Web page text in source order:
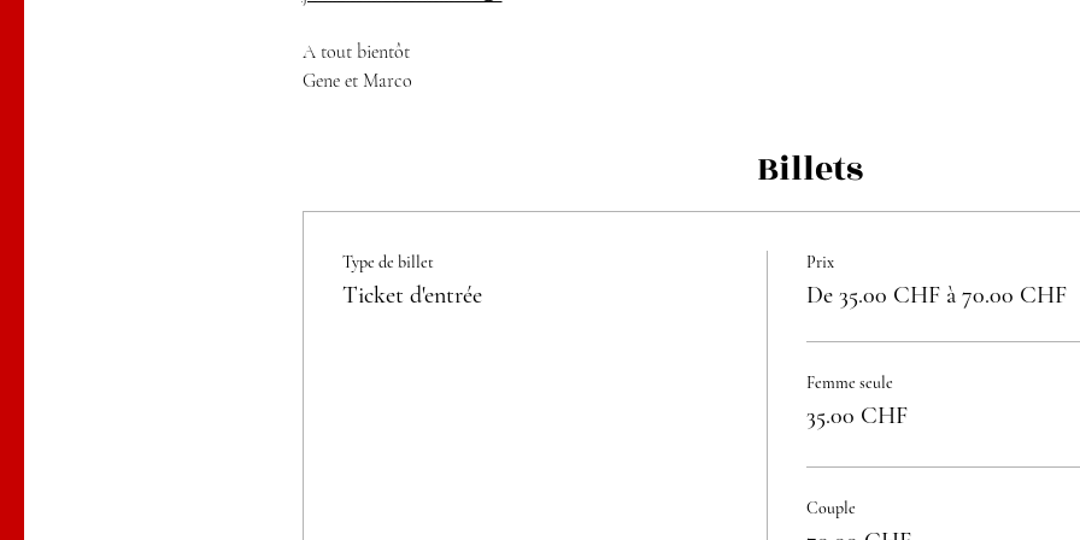
A tout bientôt
Gene et Marco
Billets
Type de billet
Ticket d'entrée
Prix
De 35.00 CHF à 70.00 CHF
Femme seule
35.00 CHF
Couple